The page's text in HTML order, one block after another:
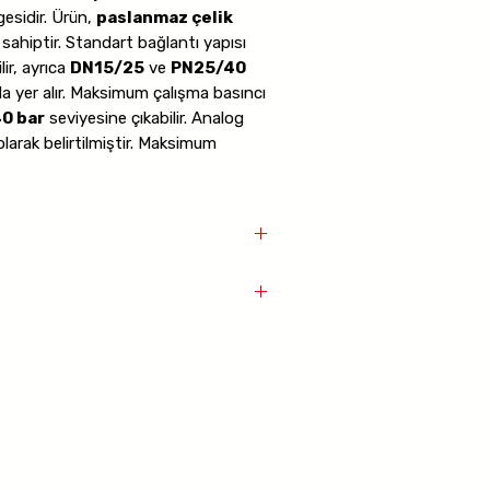
Ürün, paslanmaz çelik
sahiptir. Standart bağlantı yapısı
ayrıca DN15/25ve PN25/40
alır. Maksimum çalışma basıncı
barseviyesine çıkabilir. Analog
belirtilmiştir. Maksimum
dijital pano olmadan
belirtilir. Ayrıca dijital pano ile